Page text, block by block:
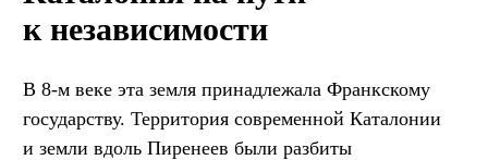
к независимости
В 8-м веке эта земля принадлежала Франкскому
государству. Территория современной Каталонии
и земли вдоль Пиренеев были разбиты